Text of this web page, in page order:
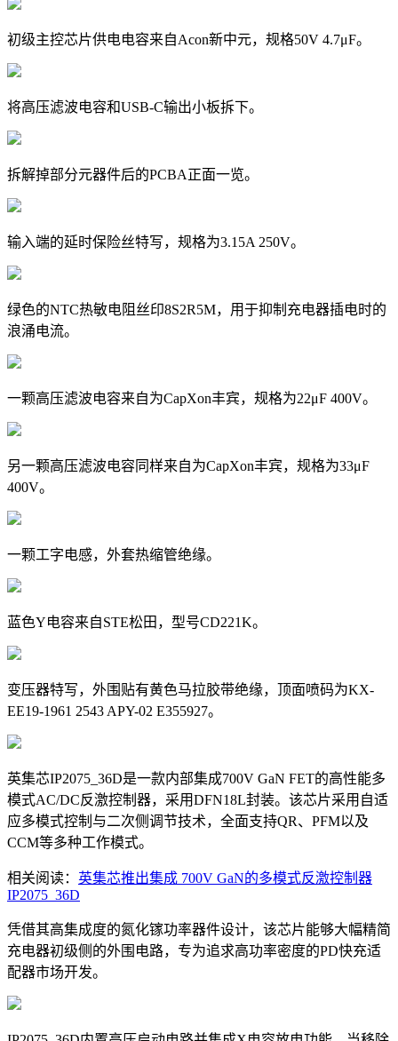
初级主控芯片供电电容来自Acon新中元，规格50V 4.7μF。
将高压滤波电容和USB-C输出小板拆下。
拆解掉部分元器件后的PCBA正面一览。
输入端的延时保险丝特写，规格为3.15A 250V。
绿色的NTC热敏电阻丝印8S2R5M，用于抑制充电器插电时的
浪涌电流。
一颗高压滤波电容来自为CapXon丰宾，规格为22μF 400V。
另一颗高压滤波电容同样来自为CapXon丰宾，规格为33μF
400V。
一颗工字电感，外套热缩管绝缘。
蓝色Y电容来自STE松田，型号CD221K。
变压器特写，外围贴有黄色马拉胶带绝缘，顶面喷码为KX-
EE19-1961 2543 APY-02 E355927。
英集芯IP2075_36D是一款内部集成700V GaN FET的高性能多
模式AC/DC反激控制器，采用DFN18L封装。该芯片采用自适
应多模式控制与二次侧调节技术，全面支持QR、PFM以及
CCM等多种工作模式。
相关阅读： 英集芯推出集成 700V GaN的多模式反激控制器
IP2075_36D
凭借其高集成度的氮化镓功率器件设计，该芯片能够大幅精简
充电器初级侧的外围电路，专为追求高功率密度的PD快充适
配器市场开发。